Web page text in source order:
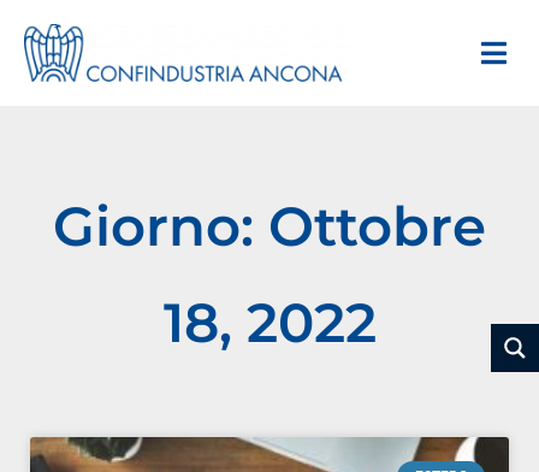
Giorno: Ottobre
18, 2022